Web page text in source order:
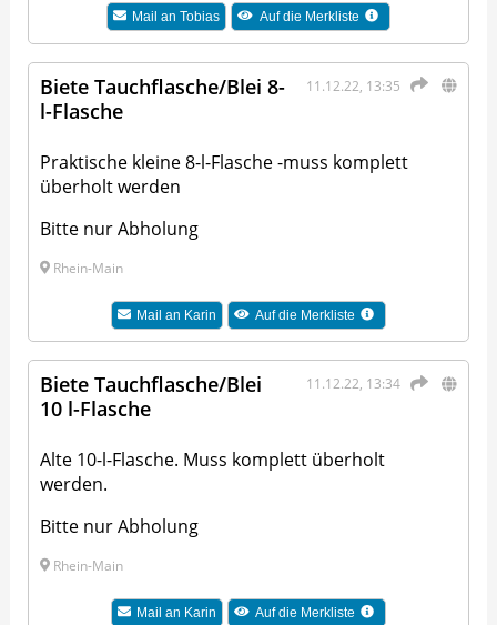
Mail anTobias Auf die Merkliste
11.12.22, 13:35
Biete Tauchflasche/Blei 8-
l-Flasche
Praktische kleine 8-l-Flasche -muss komplett
überholt werden
Bitte nur Abholung
Rhein-Main
Mail an Karin Auf die Merkliste
11.12.22, 13:34
Biete Tauchflasche/Blei
10 l-Flasche
Alte 10-l-Flasche. Muss komplett überholt
werden.
Bitte nur Abholung
Rhein-Main
Mail an Karin Auf die Merkliste